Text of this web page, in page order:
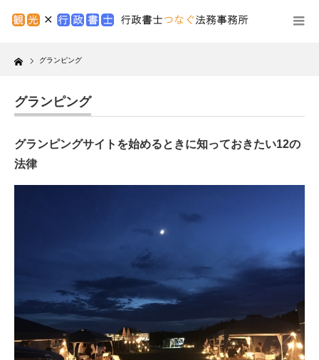
Home グランピング
グランピング
グランピングサイトを始めるときに知っておきたい12の
法律